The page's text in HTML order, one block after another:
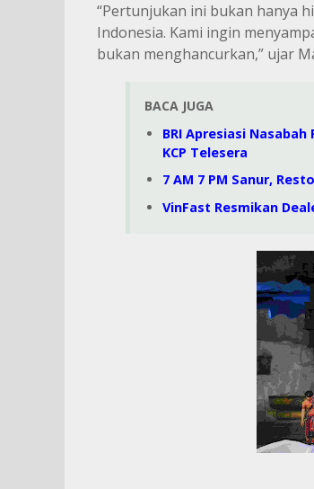
“Pertunjukan ini bukan hanya
Indonesia. Kami ingin
bukan menghancurkan,” ujar
BACA JUGA
BRI Apresiasi
KCP Telesera
7 AM 7 PM Sanur,
VinFast Resmikan